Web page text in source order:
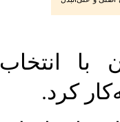
با انتخاب
کرد.